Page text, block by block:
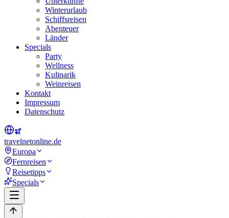
Winterurlaub
Schiffsreisen
Abenteuer
Länder
Specials
Party
Wellness
Kulinarik
Weinreisen
Kontakt
Impressum
Datenschutz
travelnetonline.de
Europa
Fernreisen
Reisetipps
Specials